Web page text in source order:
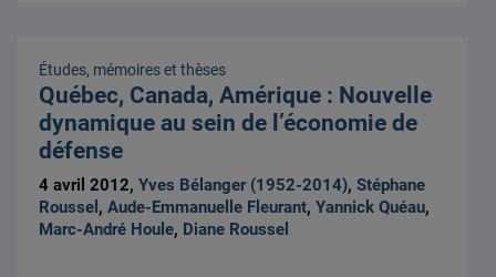
Études, mémoires et thèses
Québec, Canada, Amérique : Nouvelle
dynamique au sein de l’économie de
défense
4 avril 2012,Yves Bélanger (1952-2014),Stéphane
Roussel ,Aude-Emmanuelle Fleurant,Yannick Quéau,
Marc-André Houle, Diane Roussel